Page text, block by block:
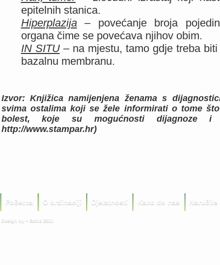
epitelnih stanica.
Hiperplazija– povećanje broja
organa čime se povećava njihov obim.
IN SITU– na mjestu, tamo gdje treba
bazalnu membranu.
Izvor: Knjižica namijenjena ženama s
svima ostalima koji se žele informirati o tome
bolest, koje su mogućnosti dijagnoze i
http://www.stampar.hr)
Početna O ordinaciji Djelatnosti Kako do nas Naručite
Design by ~ Salha 2011.